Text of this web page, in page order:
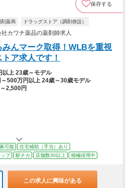
保存する
剤薬局 ドラッグストア（調剤併設）
カワチ薬品の薬剤師求人
みんマーク取得！WLBを重視
ア求人です！
以上 23歳～モデル
～500万円以上 24歳～30歳モデル
2,500円
可能
住宅補助（手当）あり
プ 駅チカ 店舗数30以上 積極採用中
この求人に興味がある